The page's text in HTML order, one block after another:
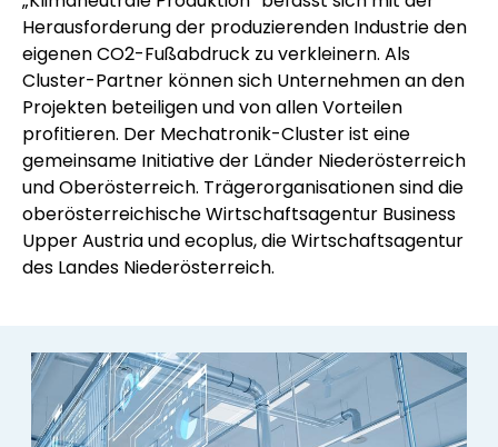
Herausforderung der produzierenden Industrie den
eigenen CO2-Fußabdruck zu verkleinern. Als
Cluster-Partner können sich Unternehmen an den
Projekten beteiligen und von allen Vorteilen
profitieren. Der Mechatronik-Cluster ist eine
gemeinsame Initiative der Länder Niederösterreich
und Oberösterreich. Trägerorganisationen sind die
oberösterreichische Wirtschaftsagentur Business
Upper Austria und ecoplus, die Wirtschaftsagentur
des Landes Niederösterreich.